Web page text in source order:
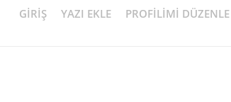
GIRIŞ YAZI EKLE PROFILIMI DÜZENLE